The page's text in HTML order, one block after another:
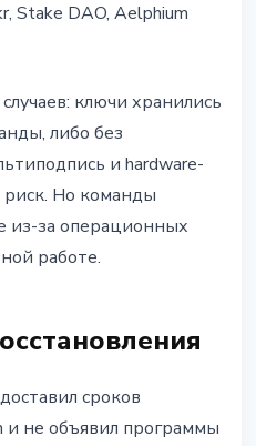
Stake DAO, Aelphium
ключи хранились
либо без
и hardware-
Но команды
из-за операционных
работе.
сроков
не объявил программы